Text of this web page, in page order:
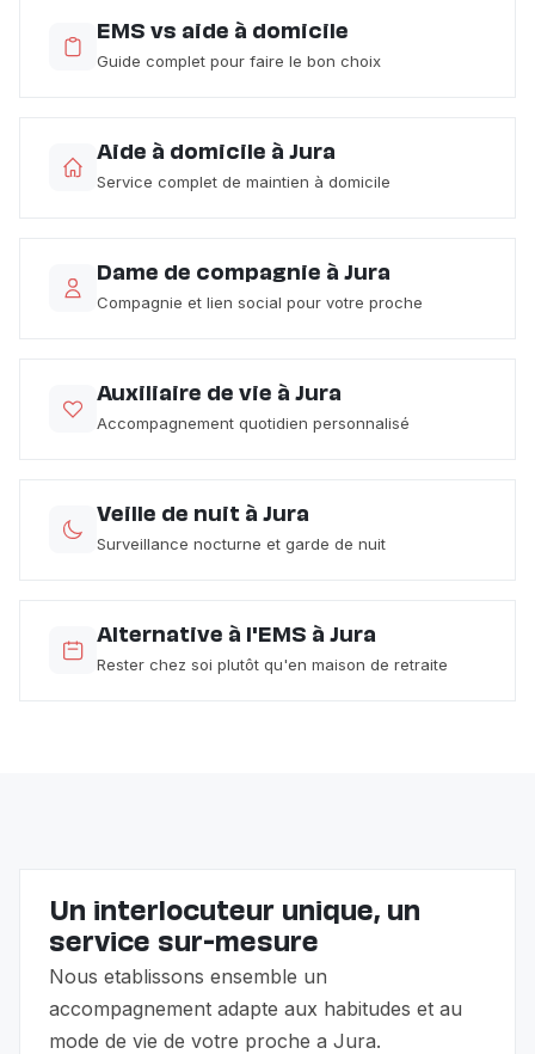
EMS vs aide à domicile
Guide complet pour faire le bon choix
Aide à domicile à Jura
Service complet de maintien à domicile
Dame de compagnie à Jura
Compagnie et lien social pour votre proche
Auxiliaire de vie à Jura
Accompagnement quotidien personnalisé
Veille de nuit à Jura
Surveillance nocturne et garde de nuit
Alternative à l'EMS à Jura
Rester chez soi plutôt qu'en maison de retraite
Un interlocuteur unique, un
service sur-mesure
Nous etablissons ensemble un
accompagnement adapte aux habitudes et au
mode de vie de votre proche a Jura.